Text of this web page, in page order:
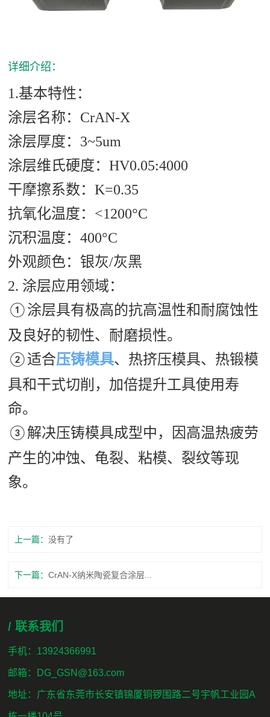
详细介绍：
1.基本特性：
涂层名称： CrAN-X
涂层厚度： 3~5um
涂层维氏硬度：HV0.05:4000
干摩擦系数：K=0.35
抗氧化温度： <1200°C
沉积温度：400°C
外观颜色：银灰/灰黑
2. 涂层应用领域：
① 涂层具有极高的抗高温性和耐腐蚀性
及良好的韧性、耐磨损性。
② 适合压铸模具、热挤压模具、热锻模
具和干式切削，加倍提升工具使用寿
命。
③ 解决压铸模具成型中，因高温热疲劳
产生的冲蚀、龟裂、粘模、裂纹等现
象。
上一篇：没有了
下一篇：CrAN-X纳米陶瓷复合涂层...
/ 联系我们
手机：13924366991
邮箱：DG_GSN@163.com
地址：广东省东莞市长安镇锦厦铜锣围路二号宇帆工业园A